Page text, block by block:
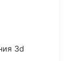
3d